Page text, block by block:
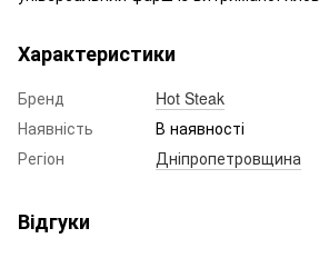
Характеристики
Бренд
Hot Steak
Наявність
В наявності
Регіон
Дніпропетровщина
Відгуки